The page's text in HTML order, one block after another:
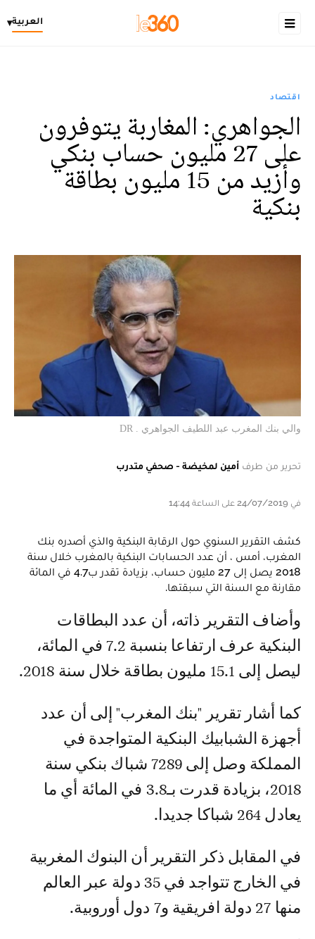
العربية▾
اقتصاد
الجواهري: المغاربة يتوفرون
على 27 مليون حساب بنكي
وأزيد من 15 مليون بطاقة
بنكية
والي بنك المغرب عبد اللطيف الجواهري . DR
تحرير من طرف أمين لمخيضة - صحفي متدرب
في 24/07/2019 على الساعة 14:44
كشف التقرير السنوي حول الرقابة البنكية والذي أصدره بنك
المغرب، أمس ، أن عدد الحسابات البنكية بالمغرب خلال سنة
2018 يصل إلى 27 مليون حساب، بزيادة تقدر ب4.7 في المائة
مقارنة مع السنة التي سبقتها.
وأضاف التقرير ذاته، أن عدد البطاقات
البنكية عرف ارتفاعا بنسبة 7.2 في المائة،
ليصل إلى 15.1 مليون بطاقة خلال سنة 2018.
كما أشار تقرير "بنك المغرب" إلى أن عدد
أجهزة الشبابيك البنكية المتواجدة في
المملكة وصل إلى 7289 شباك بنكي سنة
2018، بزيادة قدرت بـ3.8 في المائة أي ما
يعادل 264 شباكا جديدا.
في المقابل ذكر التقرير أن البنوك المغربية
في الخارج تتواجد في 35 دولة عبر العالم
منها 27 دولة افريقية و7 دول أوروبية.